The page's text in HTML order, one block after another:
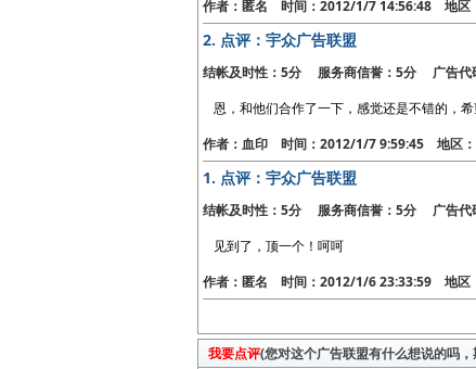
作者：匿名 时间：2012/1/7 14:56:48 地区
2. 点评：宇众广告联盟
结帐及时性：5分 服务商信誉：5分 广告代
恩，和他们合作了一下，感觉还是不错的，
作者：血印 时间：2012/1/7 9:59:45 地区
1. 点评：宇众广告联盟
结帐及时性：5分 服务商信誉：5分 广告代
见到了，顶一个！呵呵
作者：匿名 时间：2012/1/6 23:33:59 地区
我要点评(您对这个广告联盟有什么想说的吗